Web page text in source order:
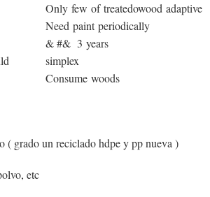
Only few of treatedowood adaptive
Need paint periodically
& #& 3 years
simplex
Consume woods
( grado un reciclado hdpe y pp nueva )
etc